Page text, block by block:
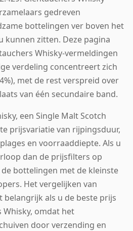
gedreven
bottelingen ver boven het
kunnen zitten. Deze pagina
Whisky-vermeldingen
verdeling concentreert zich
met de rest verspreid over
van één secundaire band.
een Single Malt Scotch
prijsvariatie van rijpingsduur,
en voorraaddiepte. Als u
dan de prijsfilters op
bottelingen met de kleinste
Het vergelijken van
als u de beste prijs
omdat het
door verzending en